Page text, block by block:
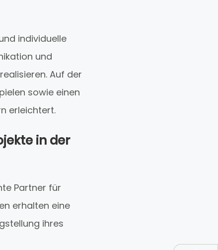
individuelle
und
Auf der
sowie einen
erleichtert.
in der
Partner für
erhalten eine
ihres